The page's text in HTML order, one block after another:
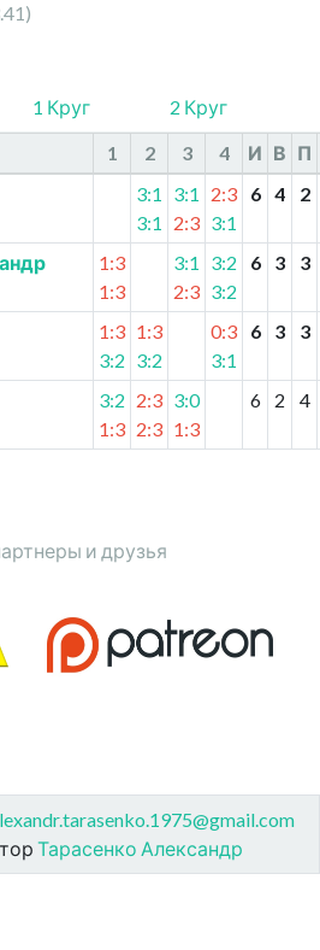
1 Круг
2 Круг
1 2 3 4 И В П
3:1
3:1
3:1
2:3
2:3
3:1
6 4 2
1:3
1:3
3:1
2:3
3:2
3:2
6 3 3
1:3
3:2
1:3
3:2
0:3
3:1
6 3 3
3:2
1:3
2:3
2:3
3:0
1:3
6 2 4
и друзья
Тарасенко Александр